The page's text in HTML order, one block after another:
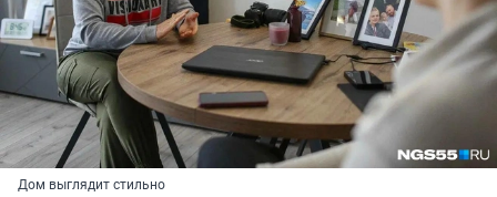
Дом выглядит стильно